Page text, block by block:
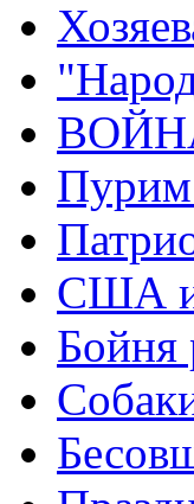
Пурим
США и
Бойня